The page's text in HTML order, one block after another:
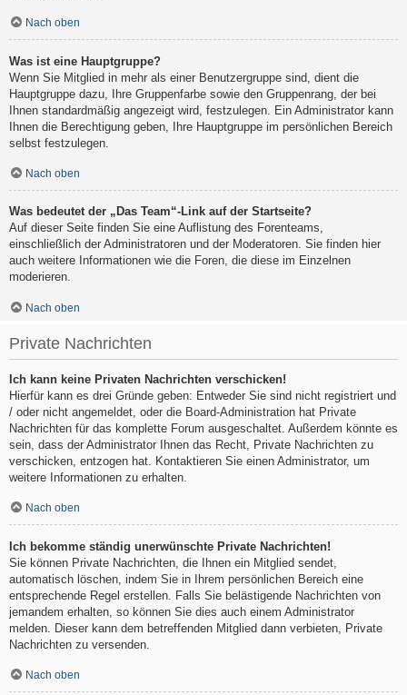
Nach oben
Was ist eine Hauptgruppe?
Wenn Sie Mitglied in mehr als einer Benutzergruppe sind, dient die
Hauptgruppe dazu, Ihre Gruppenfarbe sowie den Gruppenrang, der bei
Ihnen standardmäßig angezeigt wird, festzulegen. Ein Administrator kann
Ihnen die Berechtigung geben, Ihre Hauptgruppe im persönlichen Bereich
selbst festzulegen.
Nach oben
Was bedeutet der „Das Team“-Link auf der Startseite?
Auf dieser Seite finden Sie eine Auflistung des Forenteams,
einschließlich der Administratoren und der Moderatoren. Sie finden hier
auch weitere Informationen wie die Foren, die diese im Einzelnen
moderieren.
Nach oben
Private Nachrichten
Ich kann keine Privaten Nachrichten verschicken!
Hierfür kann es drei Gründe geben: Entweder Sie sind nicht registriert und
/ oder nicht angemeldet, oder die Board-Administration hat Private
Nachrichten für das komplette Forum ausgeschaltet. Außerdem könnte es
sein, dass der Administrator Ihnen das Recht, Private Nachrichten zu
verschicken, entzogen hat. Kontaktieren Sie einen Administrator, um
weitere Informationen zu erhalten.
Nach oben
Ich bekomme ständig unerwünschte Private Nachrichten!
Sie können Private Nachrichten, die Ihnen ein Mitglied sendet,
automatisch löschen, indem Sie in Ihrem persönlichen Bereich eine
entsprechende Regel erstellen. Falls Sie belästigende Nachrichten von
jemandem erhalten, so können Sie dies auch einem Administrator
melden. Dieser kann dem betreffenden Mitglied dann verbieten, Private
Nachrichten zu versenden.
Nach oben